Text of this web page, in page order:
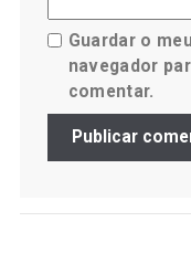
Guardar o
navegador
comentar.